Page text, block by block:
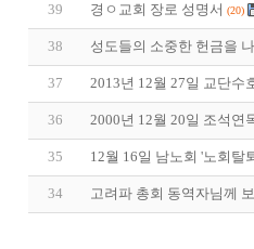
39 경ㅇ교회 장로 성명서 (20)
38 성도들의 소중한 헌금을
37 2013년 12월 27일 교단수
36 2000년 12월 20일 조석연
35 12월 16일 남노회 '노회탈
34 고려파 총회 동역자님께